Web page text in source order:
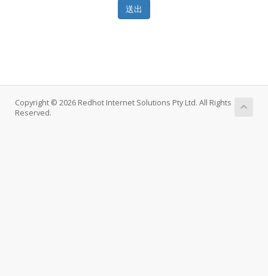
送出
Copyright © 2026 Redhot Internet Solutions Pty Ltd. All Rights
Reserved.